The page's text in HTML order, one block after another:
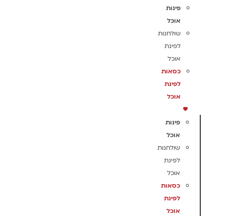
פינות
אוכל
שולחנות
לפינת
אוכל
כסאות
לפינת
אוכל
פינות
אוכל
שולחנות
לפינת
אוכל
כסאות
לפינת
אוכל